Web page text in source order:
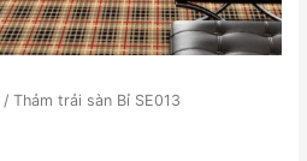
/ Thảm trải sàn Bỉ SE013